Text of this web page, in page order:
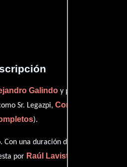
Galindo y protagonizada por
Sr. Legazpi,Conchita Gentil
).
Con una duración de 01 hr 40 min
por Raúl Lavista